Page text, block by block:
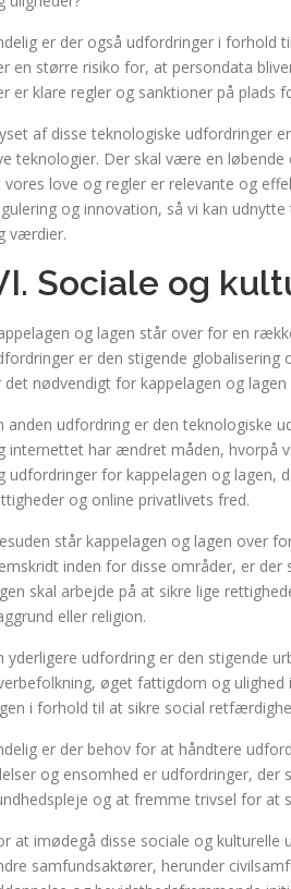
er der også udfordringer i forhold
en større risiko for, at persondata
er klare regler og sanktioner på plads
af disse teknologiske udfordringer
teknologier. Der skal være en
vores love og regler er relevante og
og innovation, så vi kan
værdier.
Sociale og
og lagen står over for en
er den stigende
det nødvendigt for kappelagen og
anden udfordring er den teknologiske
internettet har ændret måden, hvorpå
udfordringer for kappelagen og lagen,
og online privatlivets fred.
står kappelagen og lagen over
inden for disse områder, er der
skal arbejde på at sikre lige
eller religion.
yderligere udfordring er den stigende
øget fattigdom og
i forhold til at sikre social
er der behov for at håndtere
og ensomhed er udfordringer, der
og at fremme trivsel for at
at imødegå disse sociale og
samfundsaktører, herunder